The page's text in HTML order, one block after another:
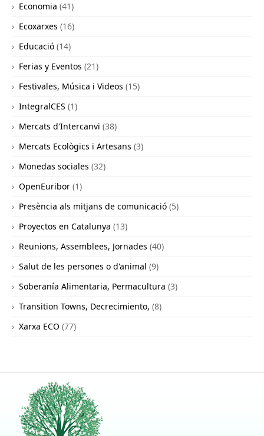
Economia (41)
Ecoxarxes (16)
Educació (14)
Ferias y Eventos (21)
Festivales, Música i Videos (15)
IntegralCES (1)
Mercats d'Intercanvi (38)
Mercats Ecològics i Artesans (3)
Monedas sociales (32)
OpenEuribor (1)
Presència als mitjans de comunicació (5)
Proyectos en Catalunya (13)
Reunions, Assemblees, Jornades (40)
Salut de les persones o d'animal (9)
Soberanía Alimentaria, Permacultura (3)
Transition Towns, Decrecimiento, (8)
Xarxa ECO (77)